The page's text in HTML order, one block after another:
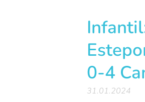
0-4
31.01.2024